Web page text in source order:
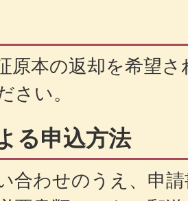
原本の返却を希望
さい。
る申込方法
合わせのうえ、申